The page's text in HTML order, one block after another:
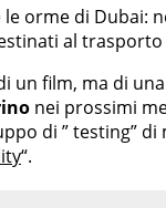
orme di Dubai:
al trasporto
un film, ma di
nei prossimi
di ” testing”
“.